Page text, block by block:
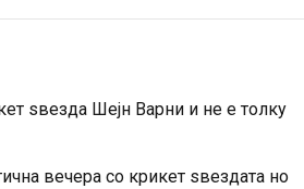
ѕвезда Шејн Варни и не е толку
вечера со крикет ѕвездата но